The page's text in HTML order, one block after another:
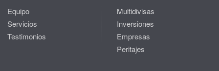
Equipo
Servicios
Testimonios
Multidivisas
Inversiones
Empresas
Peritajes